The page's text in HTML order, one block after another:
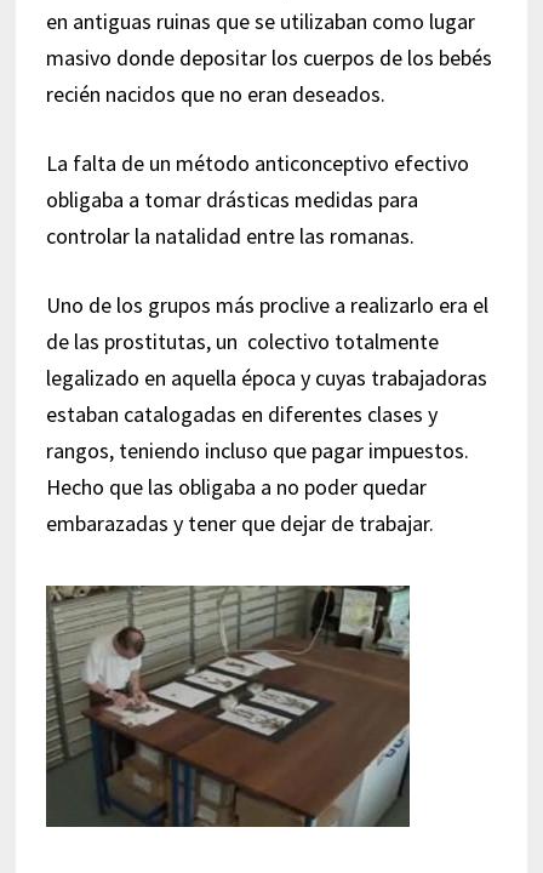
en antiguas ruinas que se utilizaban como lugar
masivo donde depositar los cuerpos de los bebés
recién nacidos que no eran deseados.
La falta de un método anticonceptivo efectivo
obligaba a tomar drásticas medidas para
controlar la natalidad entre las romanas.
Uno de los grupos más proclive a realizarlo era el
de las prostitutas, un colectivo totalmente
legalizado en aquella época y cuyas trabajadoras
estaban catalogadas en diferentes clases y
rangos, teniendo incluso que pagar impuestos.
Hecho que las obligaba a no poder quedar
embarazadas y tener que dejar de trabajar.